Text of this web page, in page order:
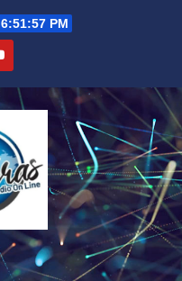
6:51:58 PM